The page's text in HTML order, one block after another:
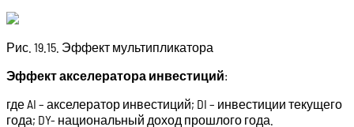
Рис. 19.15. Эффект мультипликатора
Эффект акселератора инвестиций:
где AI – акселератор инвестиций; DI – инвестиции текущего
года; DY- национальный доход прошлого года.